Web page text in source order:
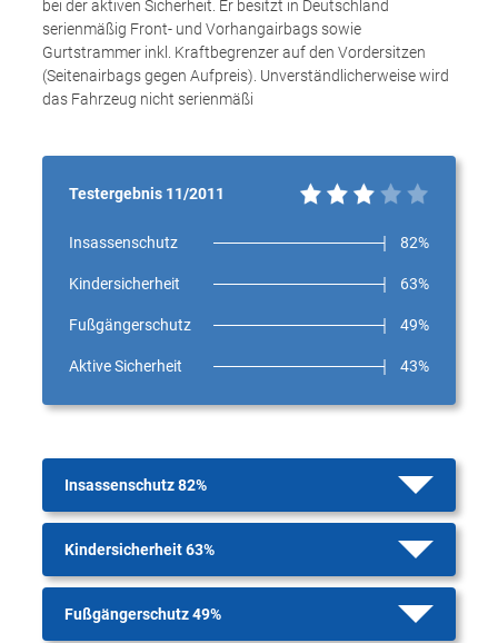
bei der aktiven Sicherheit. Er besitzt in Deutschland
serienmäßig Front- und Vorhangairbags sowie
Gurtstrammer inkl. Kraftbegrenzer auf den Vordersitzen
(Seitenairbags gegen Aufpreis). Unverständlicherweise wird
das Fahrzeug nicht serienmäßi
Testergebnis 11/2011
Insassenschutz 82%
Kindersicherheit 63%
Fußgängerschutz 49%
Aktive Sicherheit 43%
Insassenschutz 82%
Kindersicherheit 63%
Fußgängerschutz 49%